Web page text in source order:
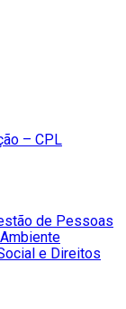
– CPL
de Pessoas
e Direitos